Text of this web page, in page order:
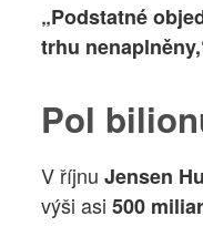
„Podstatné
trhu
Pol
V říjnu Jensen
výši asi 500